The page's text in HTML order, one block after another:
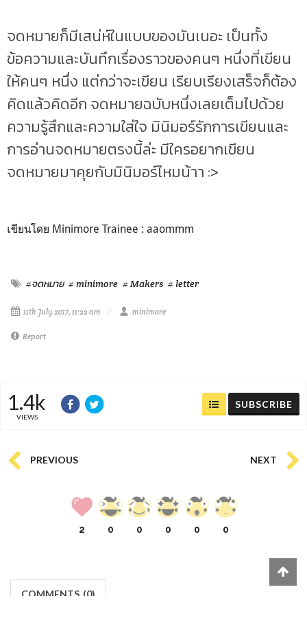
จดหมายก็มีเสน่ห์ในแบบของมันเนอะ เป็นทั้ง
ข้อความและบันทึกเรื่องราวของคนๆ หนึ่งที่เขียน
ให้คนๆ หนึ่ง แต่กว่าจะเขียน เรียบเรียงเสร็จก็ต้อง
คิดแล้วคิดอีก จดหมายฉบับหนึ่งเลยเต็มไปด้วย
ความรู้สึกและความใส่ใจ มินิมอร์รักการเขียนและ
การอ่านจดหมายตรงนี้ล่ะ มีใครอยากเขียน
จดหมายมาคุยกับมินิมอร์ไหมน้าา :>
เขียนโดย Minimore Trainee : aaommm
#จดหมาย # minimore # Makers # letter
11th July 2017, 11:22 am minimore
Report
1.4k
VIEWS
SUBSCRIBE
PREVIOUS NEXT
2 0 0 0 0 0
COMMENTS (0)